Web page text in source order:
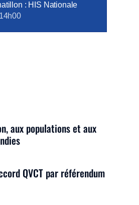
: HIS Nationale
14h00
aux populations et aux
QVCT par référendum